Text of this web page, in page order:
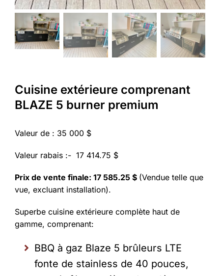
Cuisine extérieure comprenant
BLAZE 5 burner premium
Valeur de : 35 000 $
Valeur rabais :- 17 414.75 $
Prix de vente finale: 17 585.25 $ (Vendue telle que
vue, excluant installation).
Superbe cuisine extérieure complète haut de
gamme, comprenant:
BBQ à gaz Blaze 5 brûleurs LTE
fonte de stainless de 40 pouces,